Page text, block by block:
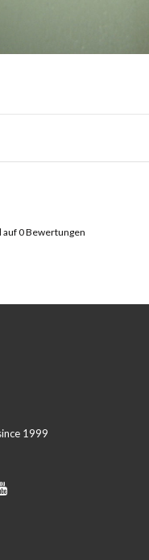
auf0Bewertungen
1999